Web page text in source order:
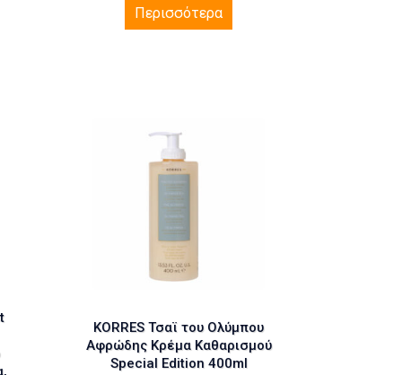
Περισσότερα
KORRES Τσαϊ του Ολύμπου
Αφρώδης Κρέμα Καθαρισμού
Special Edition 400ml